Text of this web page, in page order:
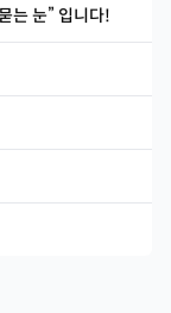
는 눈” 입니다!